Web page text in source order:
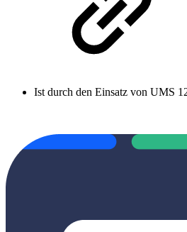
Ist durch den Einsatz von UMS